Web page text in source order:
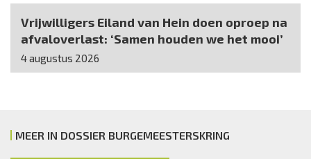
Vrijwilligers Eiland van Hein doen oproep na
afvaloverlast: ‘Samen houden we het mooi’
4 augustus 2026
MEER IN DOSSIER BURGEMEESTERSKRING